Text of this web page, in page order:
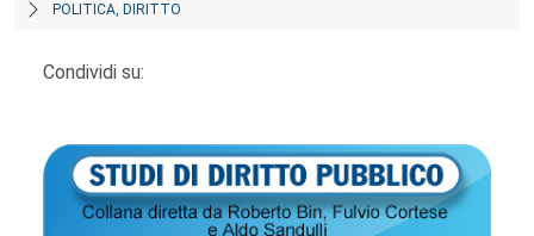
POLITICA, DIRITTO
Condividi su: